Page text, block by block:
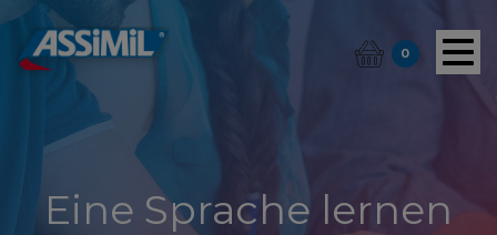
0
Eine Sprache lernen